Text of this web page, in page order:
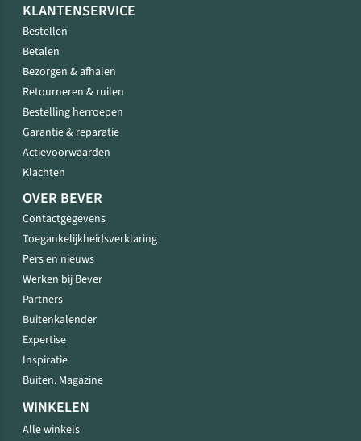
KLANTENSERVICE
Bestellen
Betalen
Bezorgen & afhalen
Retourneren & ruilen
Bestelling herroepen
Garantie & reparatie
Actievoorwaarden
Klachten
OVER BEVER
Contactgegevens
Toegankelijkheidsverklaring
Pers en nieuws
Werken bij Bever
Partners
Buitenkalender
Expertise
Inspiratie
Buiten. Magazine
WINKELEN
Alle winkels